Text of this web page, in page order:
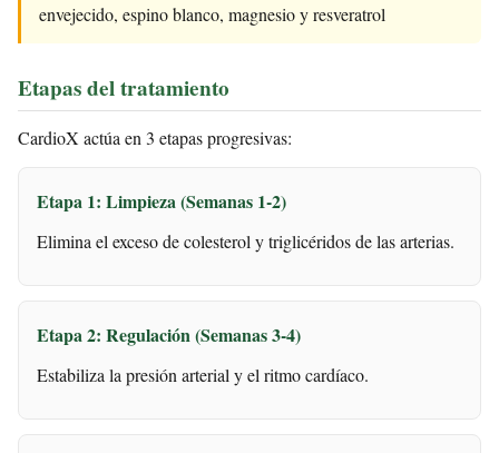
envejecido, espino blanco, magnesio y resveratrol
Etapas del tratamiento
CardioX actúa en 3 etapas progresivas:
Etapa 1: Limpieza (Semanas 1-2)
Elimina el exceso de colesterol y triglicéridos de las arterias.
Etapa 2: Regulación (Semanas 3-4)
Estabiliza la presión arterial y el ritmo cardíaco.